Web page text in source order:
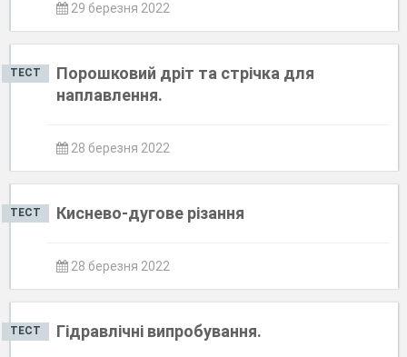
29 березня 2022
ТЕСТ
Порошковий дріт та стрічка для
наплавлення.
28 березня 2022
ТЕСТ Киснево-дугове різання
28 березня 2022
ТЕСТ Гідравлічні випробування.